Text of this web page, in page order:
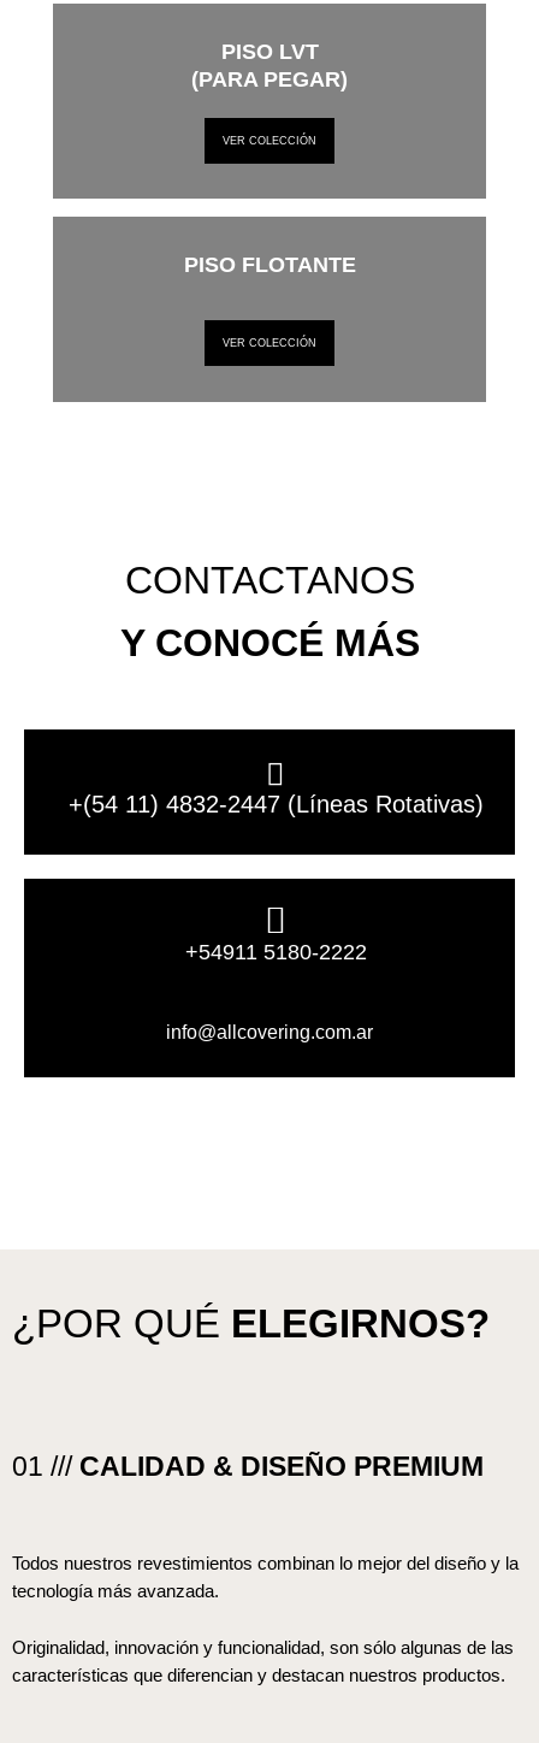
PISO LVT
(PARA PEGAR)
VER COLECCIÓN
PISO FLOTANTE
VER COLECCIÓN
CONTACTANOS
Y CONOCÉ MÁS
+(54 11) 4832-2447 (Líneas Rotativas)
+54911 5180-2222
info@allcovering.com.ar
¿POR QUÉ ELEGIRNOS?
01 /// CALIDAD & DISEÑO PREMIUM
Todos nuestros revestimientos combinan lo mejor del diseño y la
tecnología más avanzada.
Originalidad, innovación y funcionalidad, son sólo algunas de las
características que diferencian y destacan nuestros productos.